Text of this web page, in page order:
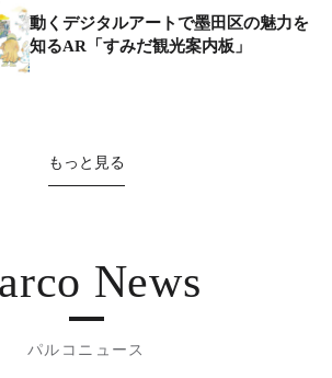
動くデジタルアートで墨田区の魅力を
知るAR「すみだ観光案内板」
もっと見る
News
パルコニュース